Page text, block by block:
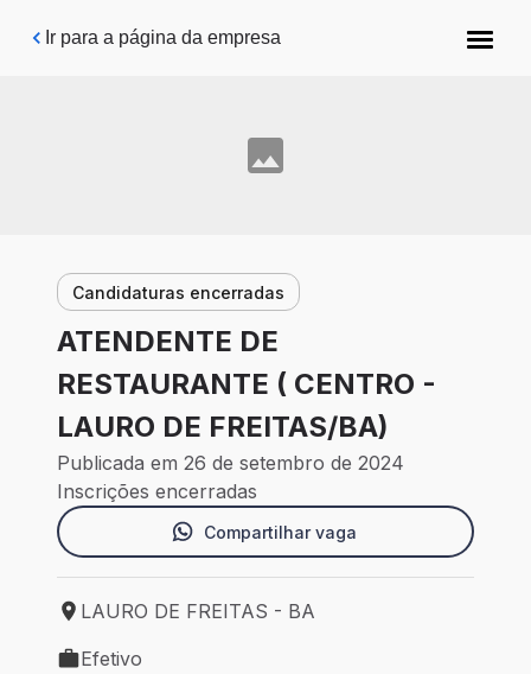
Pular para o conteúdo principal
Ir para a página da empresa
Candidaturas encerradas
ATENDENTE DE
RESTAURANTE ( CENTRO -
LAURO DE FREITAS/BA)
Publicada em 26 de setembro de 2024
Inscrições encerradas
Compartilhar vaga
Local de trabalho: LAURO DE FREITAS - BA
LAURO DE FREITAS - BA
Efetivo